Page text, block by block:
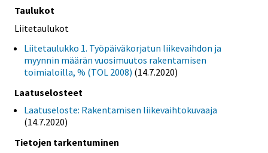
Taulukot
Liitetaulukot
Liitetaulukko 1. Työpäiväkorjatun liikevaihdon ja
myynnin määrän vuosimuutos rakentamisen
toimialoilla, % (TOL 2008) (14.7.2020)
Laatuselosteet
Laatuseloste: Rakentamisen liikevaihtokuvaaja
(14.7.2020)
Tietojen tarkentuminen